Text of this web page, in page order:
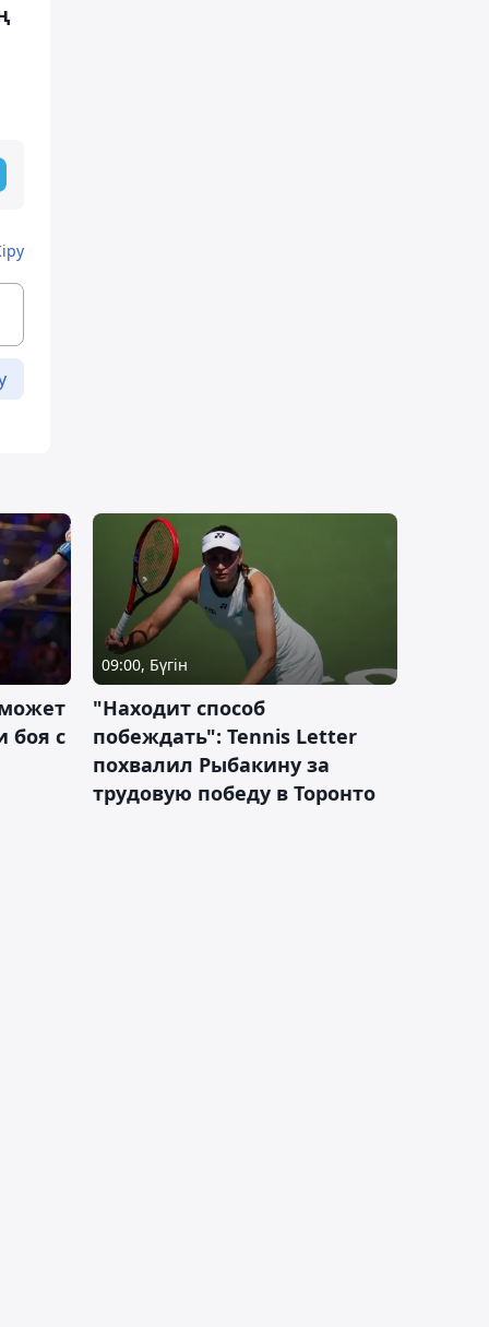
боя с
09:00, Бүгін
"Находит способ
побеждать": Tennis Letter
похвалил Рыбакину за
трудовую победу в Торонто